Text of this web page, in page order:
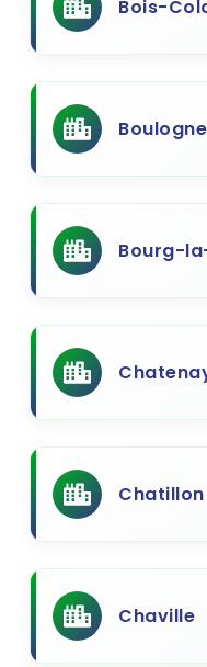
Bois-
Bourg-
Chatillon
Chaville